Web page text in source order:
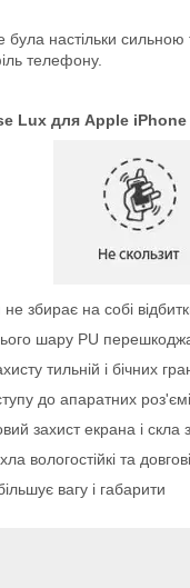
була настільки
телефону.
Lux для Apple iPhone
збирає на собі
шару PU
тильній і бічних
до апаратних
захист екрана і скла
вологостійкі та
вагу і габарити